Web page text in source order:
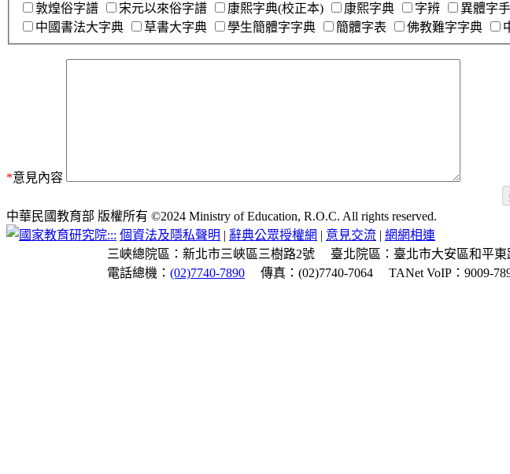
敦煌俗字譜
宋元以來俗字譜 康熙字典(校正本) 康熙字典 字辨 異體字
中國書法大字典
草書大字典 學生簡體字字典 簡體字表 佛教難字字典
*意見內容
中華民國教育部 版權所有 ©2024 Ministry of Education, R.O.C. All rights reserved.
::: 個資法及隱私聲明 | 辭典公眾授權網 | 意見交流 | 網網相連
三峽總院區：新北市三峽區三樹路2號
臺北院區：臺北市大安區和平東
電話總機： (02)7740-7890 傳真：(02)7740-7064 TANet VoIP：9009-